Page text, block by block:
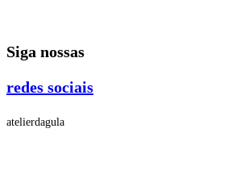
o
Siga nossas
redes sociais
atelierdagula